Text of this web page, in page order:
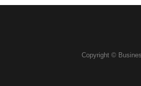
Copyright ©